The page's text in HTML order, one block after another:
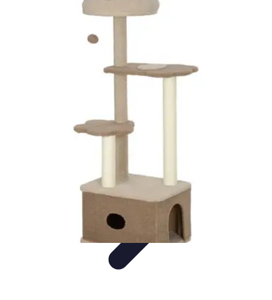
Conocimiento Virtual
Estrategias de Aprendizaje
Educación Virtual
Conocimiento Virtual